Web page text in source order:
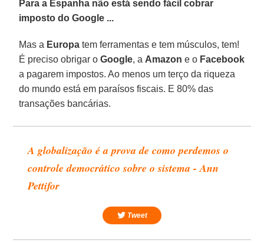
Para a Espanha não está sendo fácil cobrar
imposto do Google ...
Mas a Europa tem ferramentas e tem músculos, tem!
É preciso obrigar oGoogle, a Amazon e o Facebook
a pagarem impostos. Ao menos um terço da riqueza
do mundo está em paraísos fiscais. E 80% das
transações bancárias.
A globalização é a prova de como perdemos o
controle democrático sobre o sistema - Ann
Pettifor
Tweet